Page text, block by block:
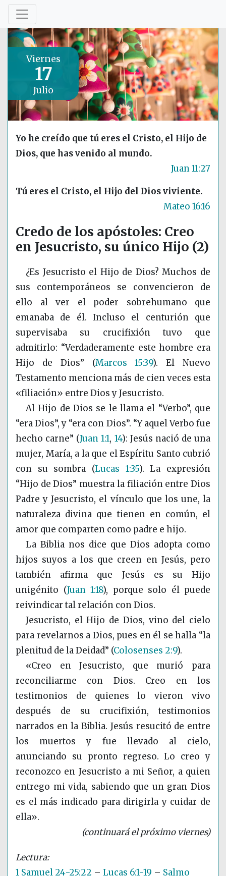
Viernes
17
Julio
Yo he creído que tú eres el Cristo, el Hijo de
Dios, que has venido al mundo.
Juan 11:27
Tú eres el Cristo, el Hijo del Dios viviente.
Mateo 16:16
Credo de los apóstoles: Creo
en Jesucristo, su único Hijo (2)
¿Es Jesucristo el Hijo de Dios? Muchos de
sus contemporáneos se convencieron de
ello al ver el poder sobrehumano que
emanaba de él. Incluso el centurión que
supervisaba su crucifixión tuvo que
admitirlo: “Verdaderamente este hombre era
Hijo de Dios” (Marcos 15:39). El Nuevo
Testamento menciona más de cien veces esta
«filiación» entre Dios y Jesucristo.
Al Hijo de Dios se le llama el “Verbo”, que
“era Dios”, y “era con Dios”. “Y aquel Verbo fue
hecho carne” (Juan 1:1, 14): Jesús nació de una
mujer, María, a la que el Espíritu Santo cubrió
con su sombra (Lucas 1:35). La expresión
“Hijo de Dios” muestra la filiación entre Dios
Padre y Jesucristo, el vínculo que los une, la
naturaleza divina que tienen en común, el
amor que comparten como padre e hijo.
La Biblia nos dice que Dios adopta como
hijos suyos a los que creen en Jesús, pero
también afirma que Jesús es su Hijo
unigénito (Juan 1:18), porque solo él puede
reivindicar tal relación con Dios.
Jesucristo, el Hijo de Dios, vino del cielo
para revelarnos a Dios, pues en él se halla “la
plenitud de la Deidad” (Colosenses 2:9).
«Creo en Jesucristo, que murió para
reconciliarme con Dios. Creo en los
testimonios de quienes lo vieron vivo
después de su crucifixión, testimonios
narrados en la Biblia. Jesús resucitó de entre
los muertos y fue llevado al cielo,
anunciando su pronto regreso. Lo creo y
reconozco en Jesucristo a mi Señor, a quien
entrego mi vida, sabiendo que un gran Dios
es el más indicado para dirigirla y cuidar de
ella».
(continuará el próximo viernes)
1 Samuel 24-25:22 – Lucas 6:1-19 – Salmo